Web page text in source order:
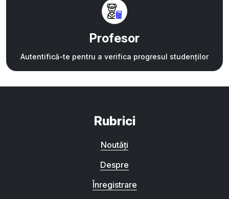
Profesor
Autentifică-te pentru a verifica progresul studenților
Rubrici
Noutăți
Despre
Înregistrare